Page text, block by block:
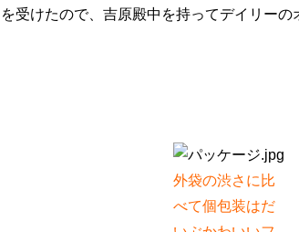
を受けたので、吉原殿中を持ってデイリーの
外袋の渋さに比
べて個包装はだ